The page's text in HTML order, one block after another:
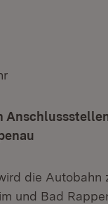
die Autobahn
und Bad